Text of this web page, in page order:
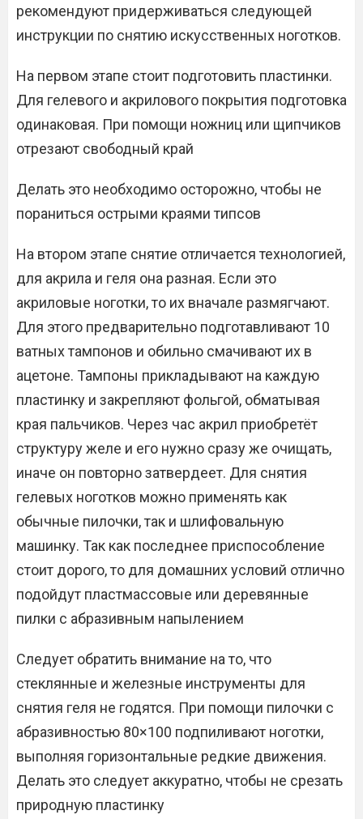
рекомендуют придерживаться следующей
инструкции по снятию искусственных ноготков.
На первом этапе стоит подготовить пластинки.
Для гелевого и акрилового покрытия подготовка
одинаковая. При помощи ножниц или щипчиков
отрезают свободный край
Делать это необходимо осторожно, чтобы не
пораниться острыми краями типсов
На втором этапе снятие отличается технологией,
для акрила и геля она разная. Если это
акриловые ноготки, то их вначале размягчают.
Для этого предварительно подготавливают 10
ватных тампонов и обильно смачивают их в
ацетоне. Тампоны прикладывают на каждую
пластинку и закрепляют фольгой, обматывая
края пальчиков. Через час акрил приобретёт
структуру желе и его нужно сразу же очищать,
иначе он повторно затвердеет. Для снятия
гелевых ноготков можно применять как
обычные пилочки, так и шлифовальную
машинку. Так как последнее приспособление
стоит дорого, то для домашних условий отлично
подойдут пластмассовые или деревянные
пилки с абразивным напылением
Следует обратить внимание на то, что
стеклянные и железные инструменты для
снятия геля не годятся. При помощи пилочки с
абразивностью 80×100 подпиливают ноготки,
выполняя горизонтальные редкие движения.
Делать это следует аккуратно, чтобы не срезать
природную пластинку